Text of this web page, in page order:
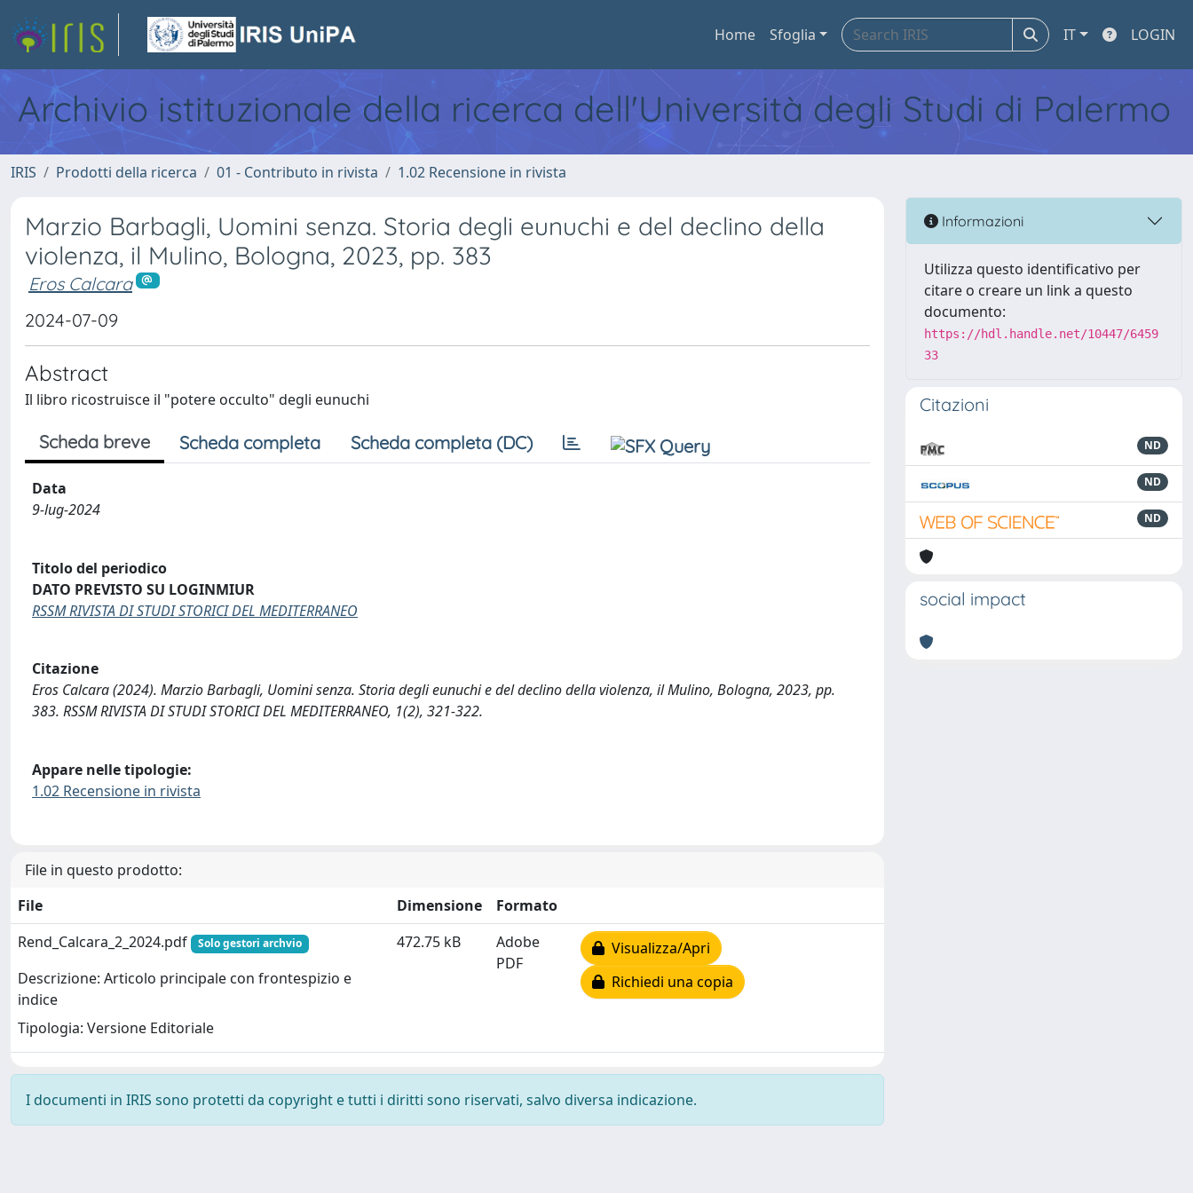
Home Sfoglia IT LOGIN
Archivio istituzionale della ricerca dell'Università degli Studi di Palermo
IRIS Prodotti della ricerca 01 - Contributo in rivista 1.02 Recensione in rivista
Marzio Barbagli, Uomini senza. Storia degli eunuchi e del declino della
violenza, il Mulino, Bologna, 2023, pp. 383
Eros Calcara
2024-07-09
Abstract
Il libro ricostruisce il "potere occulto" degli eunuchi
Scheda breve Scheda completa Scheda completa (DC)
Data
9-lug-2024
Titolo del periodico
DATO PREVISTO SU LOGINMIUR
RSSM RIVISTA DI STUDI STORICI DEL MEDITERRANEO
Citazione
Eros Calcara (2024). Marzio Barbagli, Uomini senza. Storia degli eunuchi e del declino della violenza, il Mulino, Bologna, 2023, pp.
383. RSSM RIVISTA DI STUDI STORICI DEL MEDITERRANEO, 1(2), 321-322.
Appare nelle tipologie:
1.02 Recensione in rivista
File in questo prodotto:
File
Dimensione
Formato
Rend_Calcara_2_2024.pdf
Solo gestori archvio
Descrizione: Articolo principale con frontespizio e
indice
Tipologia: Versione Editoriale
472.75 kB
Adobe
PDF
Visualizza/Apri
Richiedi una copia
I documenti in IRIS sono protetti da copyright e tutti i diritti sono riservati, salvo diversa indicazione.
Informazioni
Utilizza questo identificativo per
citare o creare un link a questo
documento:
https://hdl.handle.net/10447/6459
33
Citazioni
ND
ND
ND
social impact